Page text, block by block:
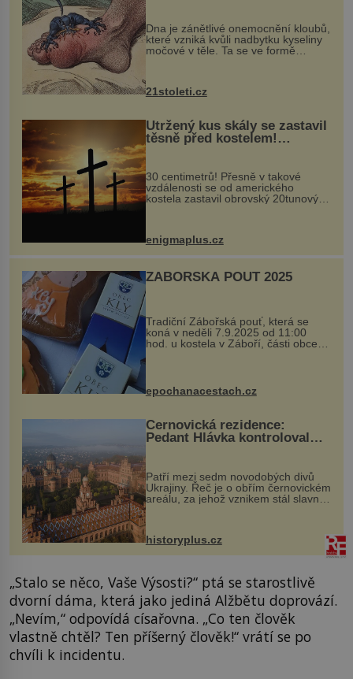
„nemoci králů“
Dna je zánětlivé onemocnění kloubů,
které vzniká kvůli nadbytku kyseliny
močové v těle. Ta se ve formě
nohou, a způsobuje bole...
21stoleti.cz
Utržený kus skály se zastavil
těsně před kostelem!
Ochránila ho boží síla?
30 centimetrů! Přesně v takové
vzdálenosti se od amerického
kostela zastavil obrovský 20tunový
...
enigmaplus.cz
ZÁBOŘSKÁ POUŤ 2025
Tradiční Zábořská pouť, která se
koná v neděli 7.9.2025 od 11:00
hod. u kostela v Záboří, části obce
Kly u Mělníka. V programu naleznete
komentovanou prohlídku kostela,
epochanacestach.cz
Černovická rezidence:
Pedant Hlávka kontroloval
Patří mezi sedm novodobých divů
Ukrajiny. Řeč je o obřím černovickém
areálu, za jehož vznikem stál slavný
český architekt Josef Hlávka. Ten si
na něm dal mimořádně záležet. Jeho
stavební plány by při ...
historyplus.cz
„Stalo se něco, Vaše Výsosti?“ ptá se starostlivě
dvorní dáma, která jako jediná Alžbětu doprovází.
„Nevím,“ odpovídá císařovna. „Co ten člověk
vlastně chtěl? Ten příšerný člověk!“ vrátí se po
chvíli k incidentu.